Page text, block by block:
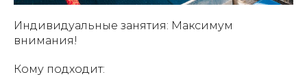
Индивидуальные занятия: Максимум
внимания!
Кому подходит: